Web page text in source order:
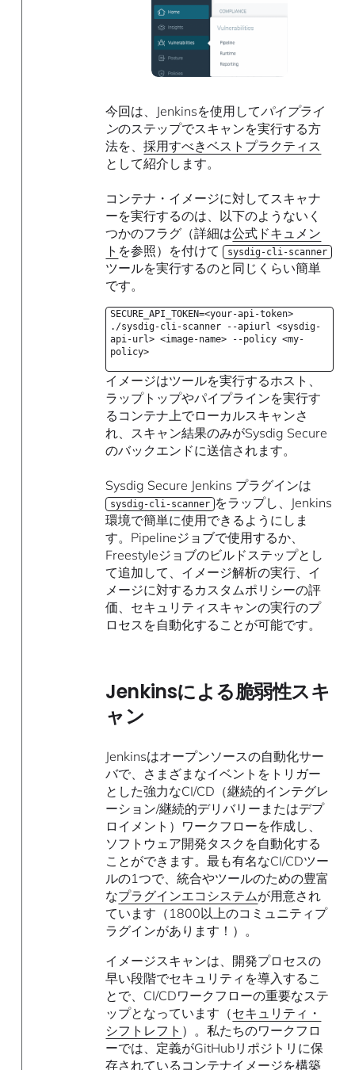
今回は、Jenkinsを使用してパイプライ
ンのステップでスキャンを実行する方
法を、採用すべきベストプラクティス
として紹介します。
コンテナ・イメージに対してスキャナ
ーを実行するのは、以下のようないく
つかのフラグ（詳細は公式ドキュメン
ト を参照）を付けて sysdig-cli-scanner
ツールを実行するのと同じくらい簡単
です。
SECURE_API_TOKEN=<your-api-token>
./sysdig-cli-scanner --apiurl <sysdig-
api-url> <image-name> --policy <my-
policy>
イメージはツールを実行するホスト、
ラップトップやパイプラインを実行す
るコンテナ上でローカルスキャンさ
れ、スキャン結果のみがSysdig Secure
のバックエンドに送信されます。
Sysdig Secure Jenkins プラグインは
sysdig-cli-scanner をラップし、Jenkins
環境で簡単に使用できるようにしま
す。Pipelineジョブで使用するか、
Freestyleジョブのビルドステップとし
て追加して、イメージ解析の実行、イ
メージに対するカスタムポリシーの評
価、セキュリティスキャンの実行のプ
ロセスを自動化することが可能です。
Jenkinsによる脆弱性スキ
ャン
Jenkinsはオープンソースの自動化サー
バで、さまざまなイベントをトリガー
とした強力なCI/CD（継続的インテグレ
ーション/継続的デリバリーまたはデプ
ロイメント）ワークフローを作成し、
ソフトウェア開発タスクを自動化する
ことができます。最も有名なCI/CDツー
ルの1つで、統合やツールのための豊富
なプラグインエコシステムが用意され
ています（1800以上のコミュニティプ
ラグインがあります！）。
イメージスキャンは、開発プロセスの
早い段階でセキュリティを導入するこ
とで、CI/CDワークフローの重要なステ
ップとなっています（セキュリティ・
シフトレフト ）。私たちのワークフロ
ーでは、定義がGitHubリポジトリに保
存されているコンテナイメージを構築